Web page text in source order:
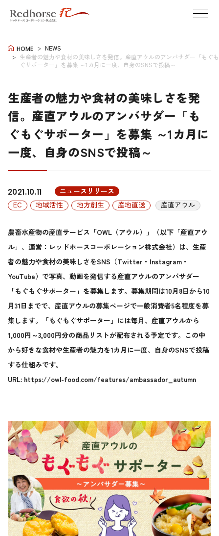
HOME
NEWS
生産者の魅力や食材の美味しさを発信。産直アウルのアンバサダー「もぐも
ぐサポーター」を募集 ～1カ月に一度、自身のSNSで投稿～
生産者の魅力や食材の美味しさを発
信。産直アウルのアンバサダー「も
ぐもぐサポーター」を募集 ～1カ月に
一度、自身のSNSで投稿～
2021.10.11
ニュースリリース
EC
地域活性 地方創生 産地直送 産直アウル
農畜水産物の産直サービス「OWL（アウル）」（以下「産直アウ
ル」、運営：レッドホースコーポレーション株式会社）は、生産
者の魅力や食材の美味しさをSNS（Twitter・Instagram・
YouTube）で写真、動画を発信する産直アウルのアンバサダー
「もぐもぐサポーター」を募集します。募集期間は10月8日から10
月31日までで、産直アウルの募集ページで一般消費者5名程度を募
集します。「もぐもぐサポーター」には毎月、産直アウルから
1,000円～3,000円分の商品リストが配布される予定です。この中
から好きな食材や生産者の魅力を1カ月に一度、自身のSNSで投稿
する仕組みです。
URL: https://owl-food.com/features/ambassador_autumn